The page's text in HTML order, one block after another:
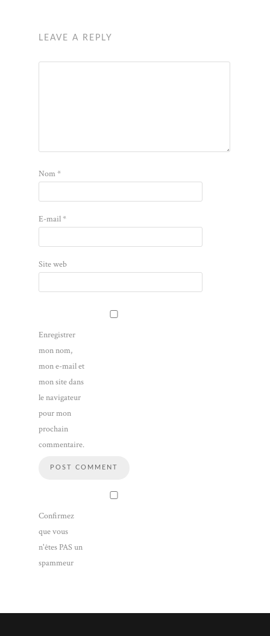
LEAVE A REPLY
Nom*
E-mail*
Site web
Enregistrer
mon nom,
mon e-mail et
mon site dans
le navigateur
pour mon
prochain
commentaire.
Confirmez
que vous
n'êtes PAS un
spammeur